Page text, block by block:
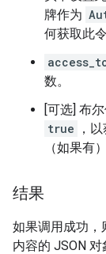
牌作为
何获取此
数。
[可选] 布
true
，
（如果有
结果
如果调用成功，
内容的 JSON 对